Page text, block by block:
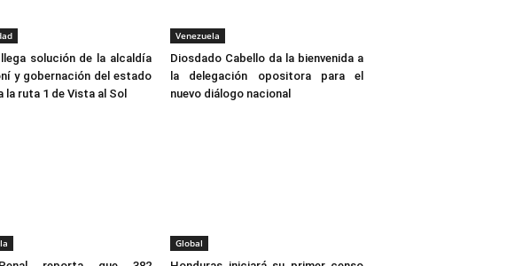
solución de la alcaldía
y gobernación del estado
la ruta 1 de Vista al Sol
Venezuela
Diosdado Cabello da la bienvenida a
la delegación opositora para el
nuevo diálogo nacional
Global